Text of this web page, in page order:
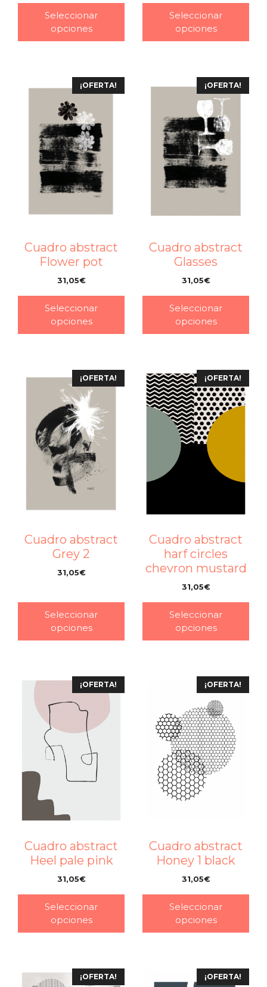
Seleccionar
opciones
Seleccionar
opciones
¡OFERTA!
Cuadro abstract
Flower pot
31,05€
Seleccionar
opciones
¡OFERTA!
Cuadro abstract
Glasses
31,05€
Seleccionar
opciones
¡OFERTA!
Cuadro abstract
Grey 2
31,05€
Seleccionar
opciones
¡OFERTA!
Cuadro abstract
harf circles
chevron mustard
31,05€
Seleccionar
opciones
¡OFERTA!
Cuadro abstract
Heel pale pink
31,05€
Seleccionar
opciones
¡OFERTA!
Cuadro abstract
Honey 1 black
31,05€
Seleccionar
opciones
¡OFERTA! ¡OFERTA!